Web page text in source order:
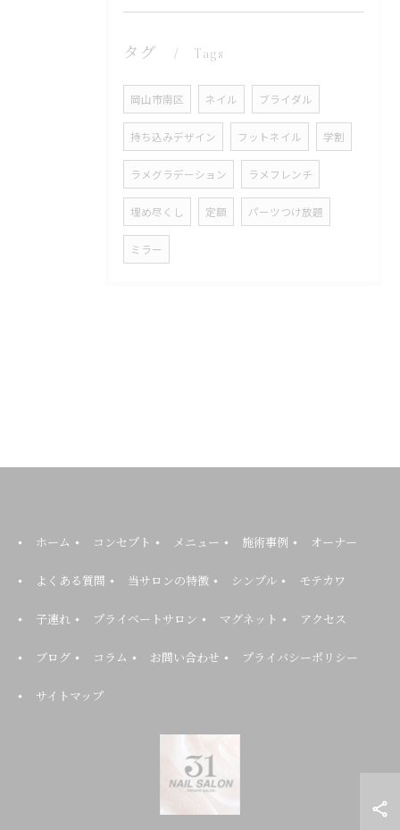
タグ Tags
岡山市南区 ネイル ブライダル
持ち込みデザイン フットネイル 学割
ラメグラデーション ラメフレンチ
埋め尽くし 定額 パーツつけ放題
ミラー
ホーム コンセプト メニュー 施術事例 オーナー
よくある質問 当サロンの特徴 シンプル モテカワ
子連れ プライベートサロン マグネット アクセス
ブログ コラム お問い合わせ プライバシーポリシー
サイトマップ